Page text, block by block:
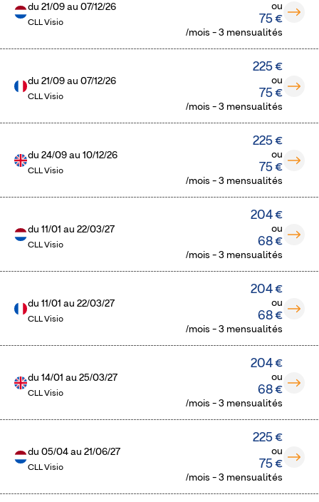
du21/09 au07/12/26
CLL Visio
ou
75 €
/mois - 3 mensualités
du21/09 au07/12/26
CLL Visio
225 €
ou
75 €
/mois - 3 mensualités
du24/09 au10/12/26
CLL Visio
225 €
ou
75 €
/mois - 3 mensualités
du11/01 au22/03/27
CLL Visio
204 €
ou
68 €
/mois - 3 mensualités
du11/01 au22/03/27
CLL Visio
204 €
ou
68 €
/mois - 3 mensualités
du14/01 au25/03/27
CLL Visio
204 €
ou
68 €
/mois - 3 mensualités
du05/04 au21/06/27
CLL Visio
225 €
ou
75 €
/mois - 3 mensualités